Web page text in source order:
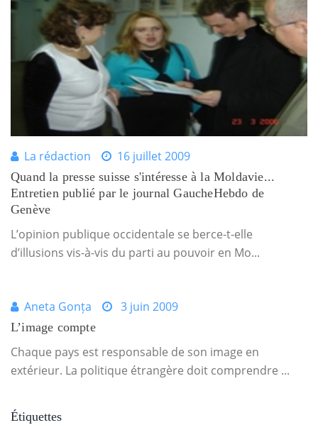
La rédaction 16 juillet 2009
Quand la presse suisse s'intéresse à la Moldavie...
Entretien publié par le journal GaucheHebdo de
Genève
L’opinion publique occidentale se berce-t-elle
d’illusions vis-à-vis du parti au pouvoir en Mo...
Aneta Gonța 3 juin 2009
L’image compte
Chaque pays est responsable de son image en
extérieur. La politique étrangère doit comprendre ...
Étiquettes